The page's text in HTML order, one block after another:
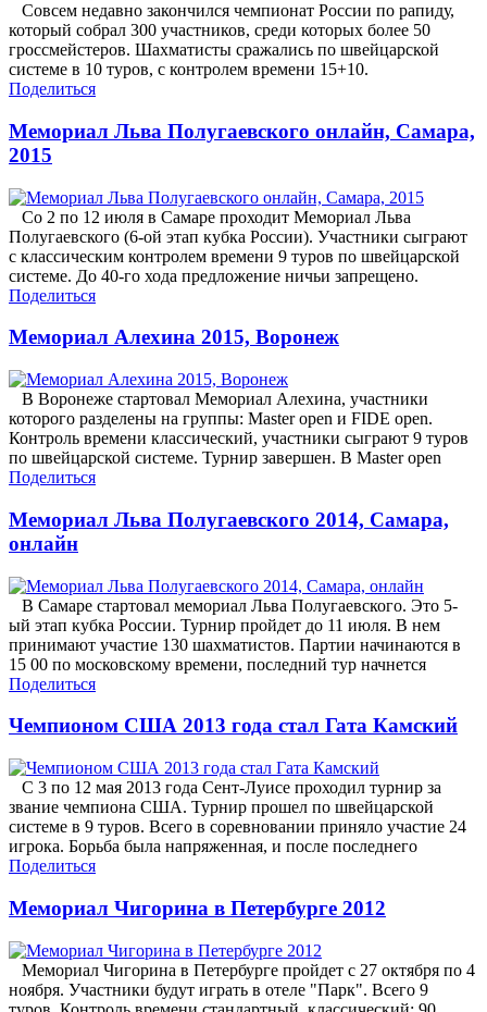
Совсем недавно закончился чемпионат России по рапиду,
который собрал 300 участников, среди которых более 50
гроссмейстеров. Шахматисты сражались по швейцарской
системе в 10 туров, с контролем времени 15+10.
Поделиться
Мемориал Льва Полугаевского онлайн, Самара,
2015
Со 2 по 12 июля в Самаре проходит Мемориал Льва
Полугаевского (6-ой этап кубка России). Участники сыграют
с классическим контролем времени 9 туров по швейцарской
системе. До 40-го хода предложение ничьи запрещено.
Поделиться
Мемориал Алехина 2015, Воронеж
В Воронеже стартовал Мемориал Алехина, участники
которого разделены на группы: Master open и FIDE open.
Контроль времени классический, участники сыграют 9 туров
по швейцарской системе. Турнир завершен. В Master open
Поделиться
Мемориал Льва Полугаевского 2014, Самара,
онлайн
В Самаре стартовал мемориал Льва Полугаевского. Это 5-
ый этап кубка России. Турнир пройдет до 11 июля. В нем
принимают участие 130 шахматистов. Партии начинаются в
15 00 по московскому времени, последний тур начнется
Поделиться
Чемпионом США 2013 года стал Гата Камский
С 3 по 12 мая 2013 года Сент-Луисе проходил турнир за
звание чемпиона США. Турнир прошел по швейцарской
системе в 9 туров. Всего в соревновании приняло участие 24
игрока. Борьба была напряженная, и после последнего
Поделиться
Мемориал Чигорина в Петербурге 2012
Мемориал Чигорина в Петербурге пройдет с 27 октября по 4
ноября. Участники будут играть в отеле "Парк". Всего 9